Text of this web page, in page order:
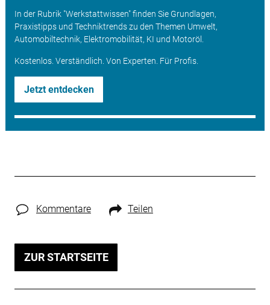
In der Rubrik "Werkstattwissen" finden Sie Grundlagen,
Praxistipps und Techniktrends zu den Themen Umwelt,
Automobiltechnik, Elektromobilität, KI und Motoröl.
Kostenlos. Verständlich. Von Experten. Für Profis.
Jetzt entdecken
Kommentare Teilen
ZUR STARTSEITE